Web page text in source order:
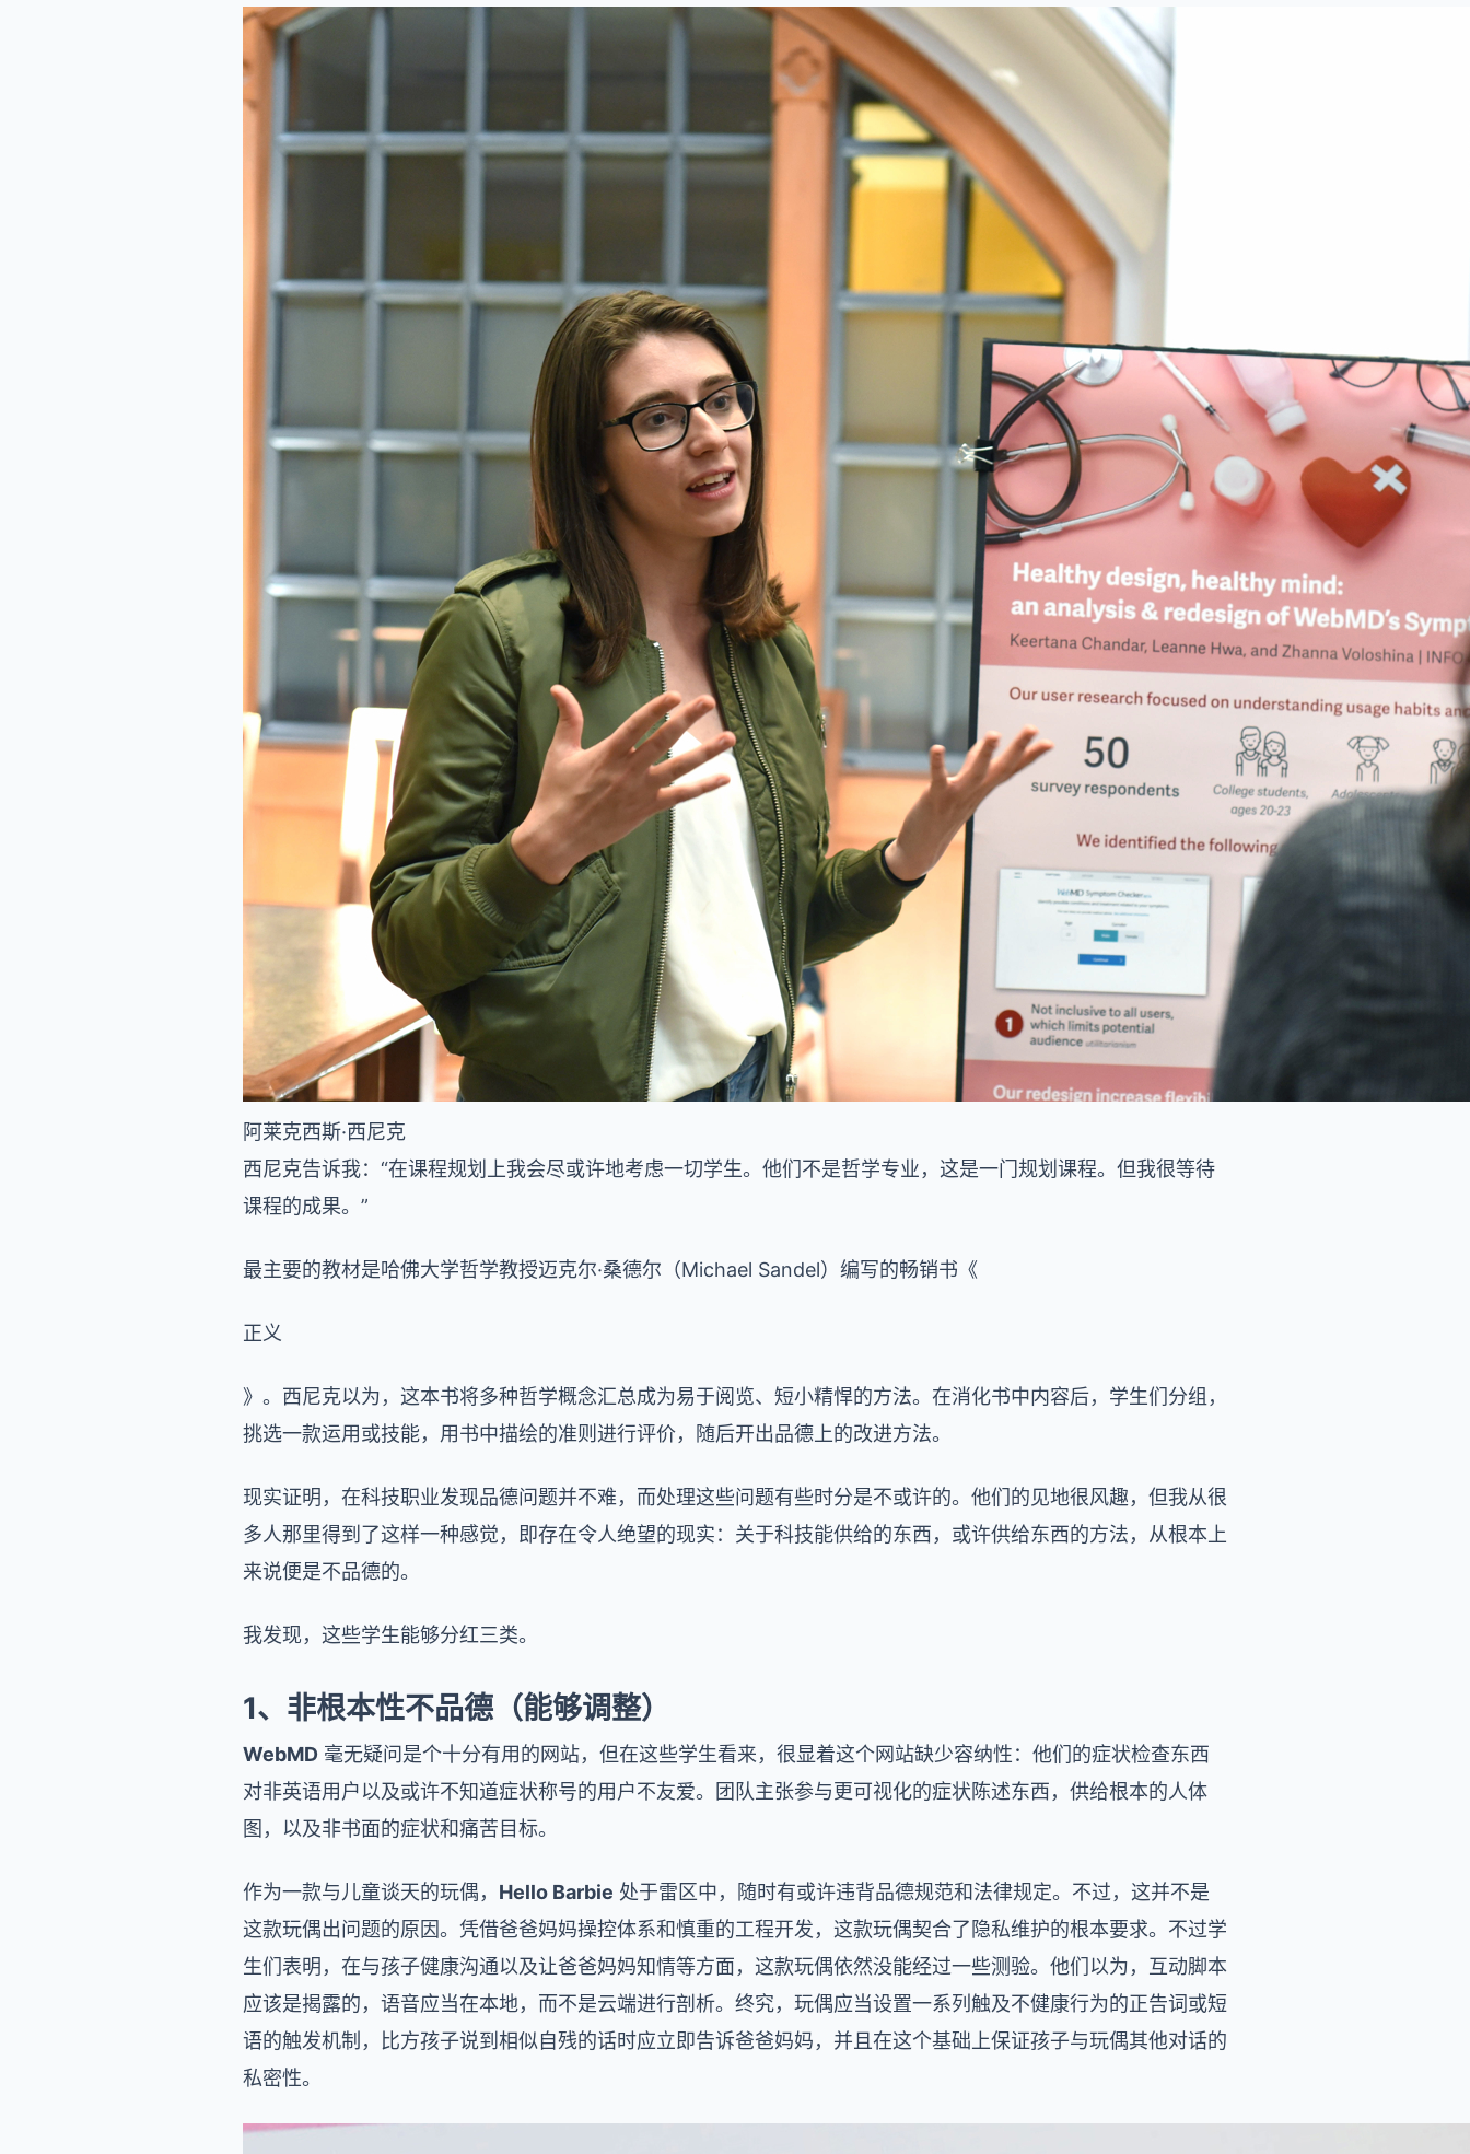
阿莱克西斯·西尼克
西尼克告诉我：“在课程规划上我会尽或许地考虑一切学生。他们不是哲学专业，这是一门规划课程。但我很等待
课程的成果。”
最主要的教材是哈佛大学哲学教授迈克尔·桑德尔（Michael Sandel）编写的畅销书《
正义
》。西尼克以为，这本书将多种哲学概念汇总成为易于阅览、短小精悍的方法。在消化书中内容后，学生们分组，
挑选一款运用或技能，用书中描绘的准则进行评价，随后开出品德上的改进方法。
现实证明，在科技职业发现品德问题并不难，而处理这些问题有些时分是不或许的。他们的见地很风趣，但我从很
多人那里得到了这样一种感觉，即存在令人绝望的现实：关于科技能供给的东西，或许供给东西的方法，从根本上
来说便是不品德的。
我发现，这些学生能够分红三类。
1、非根本性不品德（能够调整）
WebMD 毫无疑问是个十分有用的网站，但在这些学生看来，很显着这个网站缺少容纳性：他们的症状检查东西
对非英语用户以及或许不知道症状称号的用户不友爱。团队主张参与更可视化的症状陈述东西，供给根本的人体
图，以及非书面的症状和痛苦目标。
作为一款与儿童谈天的玩偶， Hello Barbie 处于雷区中，随时有或许违背品德规范和法律规定。不过，这并不是
这款玩偶出问题的原因。凭借爸爸妈妈操控体系和慎重的工程开发，这款玩偶契合了隐私维护的根本要求。不过学
生们表明，在与孩子健康沟通以及让爸爸妈妈知情等方面，这款玩偶依然没能经过一些测验。他们以为，互动脚本
应该是揭露的，语音应当在本地，而不是云端进行剖析。终究，玩偶应当设置一系列触及不健康行为的正告词或短
语的触发机制，比方孩子说到相似自残的话时应立即告诉爸爸妈妈，并且在这个基础上保证孩子与玩偶其他对话的
私密性。